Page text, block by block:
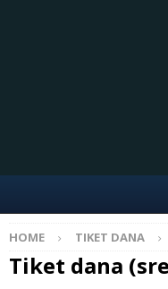
HOME TIKET DANA
Tiket dana